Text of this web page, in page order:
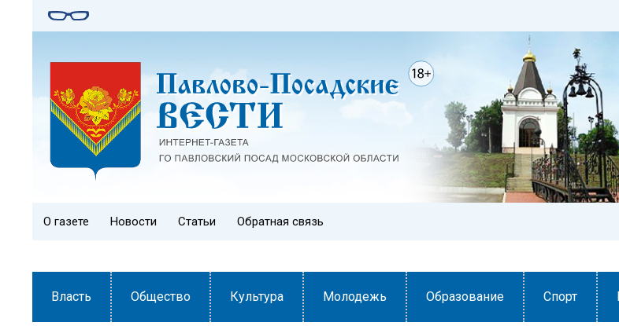
О газете Новости Статьи Обратная связь
Власть Общество Культура Молодежь Образование Спорт